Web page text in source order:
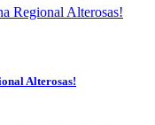
Alterosas!